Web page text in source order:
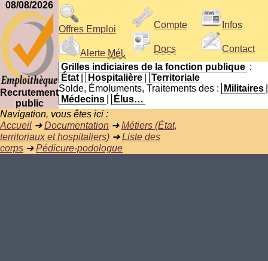
08/08/2026
Recrutement
public
Offres Emploi
Alerte Mél.
Compte
Docs
Infos
Contact
Grilles indiciaires de la fonction publique :
État
Hospitalière
Territoriale
Solde, Émoluments, Traitements des :
Militaires
Médecins
Élus…
Navigation, vous êtes ici :
Accueil ➜Documentation ➜Métiers (État,
territoriaux et hospitaliers) ➜Liste des
corps ➜Pédicure-podologue